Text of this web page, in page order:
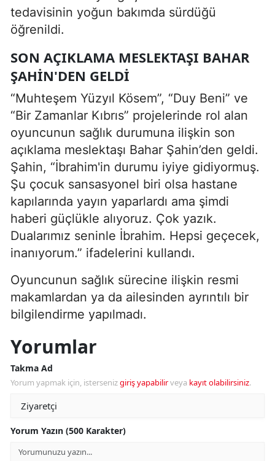
tedavisinin yoğun bakımda sürdüğü
öğrenildi.
SON AÇIKLAMA MESLEKTAŞI BAHAR
ŞAHIN'DEN GELDI
“Muhteşem Yüzyıl Kösem”, “Duy Beni” ve
“Bir Zamanlar Kıbrıs” projelerinde rol alan
oyuncunun sağlık durumuna ilişkin son
açıklama meslektaşı Bahar Şahin’den geldi.
Şahin, “İbrahim'in durumu iyiye gidiyormuş.
Şu çocuk sansasyonel biri olsa hastane
kapılarında yayın yaparlardı ama şimdi
haberi güçlükle alıyoruz. Çok yazık.
Dualarımız seninle İbrahim. Hepsi geçecek,
inanıyorum.” ifadelerini kullandı.
Oyuncunun sağlık sürecine ilişkin resmi
makamlardan ya da ailesinden ayrıntılı bir
bilgilendirme yapılmadı.
Yorumlar
Takma Ad
Yorum yapmak için, istersenizgiriş yapabilirveya kayıt olabilirsiniz.
Yorum Yazın (500 Karakter)